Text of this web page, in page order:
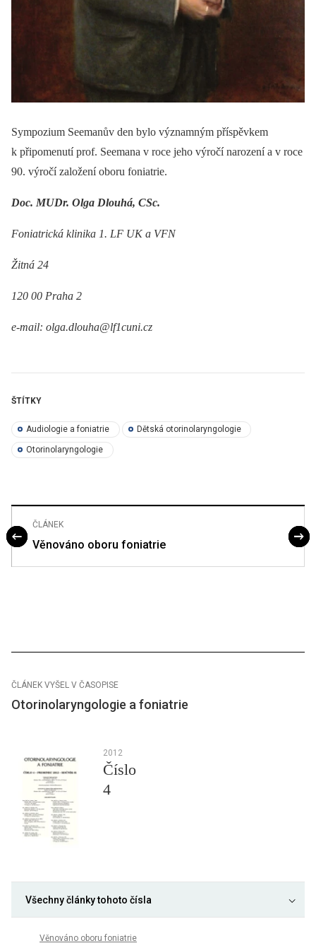
Sympozium Seemanův den bylo významným příspěvkem
k připomenutí prof. Seemana v roce jeho výročí narození a v roce
90. výročí založení oboru foniatrie.
Doc. MUDr. Olga Dlouhá, CSc.
Foniatrická klinika 1. LF UK a VFN
Žitná 24
120 00 Praha 2
e-mail: olga.dlouha@lf1cuni.cz
ŠTÍTKY
Audiologie a foniatrie Dětská otorinolaryngologie
Otorinolaryngologie
ČLÁNEK
Věnováno oboru foniatrie
ČLÁNEK VYŠEL V ČASOPISE
Otorinolaryngologie a foniatrie
2012
Číslo
4
Všechny články tohoto čísla
Věnováno oboru foniatrie